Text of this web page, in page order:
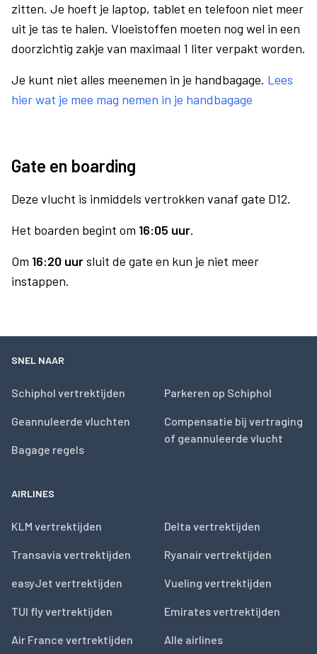
zitten. Je hoeft je laptop, tablet en telefoon niet meer
uit je tas te halen. Vloeistoffen moeten nog wel in een
doorzichtig zakje van maximaal 1 liter verpakt worden.
Je kunt niet alles meenemen in je handbagage. Lees
hier wat je mee mag nemen in je handbagage
Gate en boarding
Deze vlucht is inmiddels vertrokken vanaf gate D12.
Het boarden begint om 16:05 uur.
Om 16:20 uursluit de gate en kun je niet meer
instappen.
SNEL NAAR
Schiphol vertrektijden
Geannuleerde vluchten
Bagage regels
Parkeren op Schiphol
Compensatie bij vertraging
of geannuleerde vlucht
AIRLINES
KLM vertrektijden
Transavia vertrektijden
easyJet vertrektijden
TUI fly vertrektijden
Air France vertrektijden
Delta vertrektijden
Ryanair vertrektijden
Vueling vertrektijden
Emirates vertrektijden
Alle airlines